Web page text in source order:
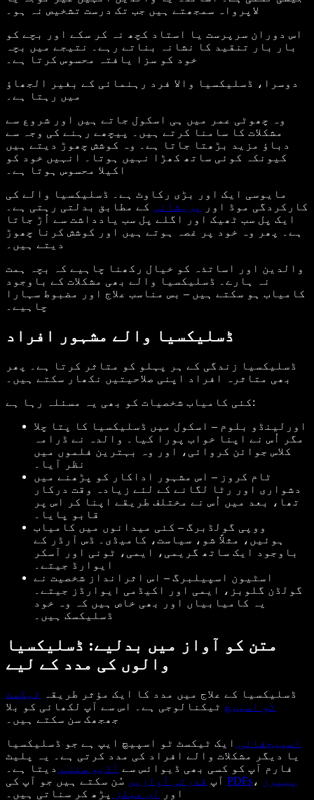
لاپرواہ سمجھتے ہیں جب تک درست تشخیص نہ ہو۔
اس دوران سرپرست یا استاد کچھ نہ کر سکے اور بچے کو
بار بار تنقید کا نشانہ بناتے رہے۔ نتیجے میں بچہ
خود کو سزا یافتہ محسوس کرتا ہے۔
دوسرا، ڈسلیکسیا والا فرد رہنمائی کے بغیر الجھاؤ
میں رہتا ہے۔
وہ چھوٹی عمر میں ہی اسکول جاتے ہیں اور شروع سے
مشکلات کا سامنا کرتے ہیں۔ پیچھے رہنے کی وجہ سے
دباؤ مزید بڑھتا جاتا ہے۔ وہ کوشش چھوڑ دیتے ہیں
کیونکہ کوئی ساتھ کھڑا نہیں ہوتا۔ انہیں خود کو
اکیلا محسوس ہوتا ہے۔
مایوسی ایک اور بڑی رکاوٹ ہے۔ ڈسلیکسیا والے کی
کارکردگی موڈ اور
پریشانی کے مطابق بدلتی رہتی ہے۔
ایک پل سب ٹھیک اور اگلے پل سب یادداشت سے اُڑ جاتا
ہے۔ پھر وہ خود پر غصہ ہوتے ہیں اور کوشش کرنا چھوڑ
دیتے ہیں۔
والدین اور اساتذہ کو خیال رکھنا چاہیے کہ بچہ ہمت
نہ ہارے۔ ڈسلیکسیا والے بھی مشکلات کے باوجود
کامیاب ہو سکتے ہیں – بس مناسب علاج اور مضبوط سہارا
چاہیے۔
ڈسلیکسیا والے مشہور افراد
ڈسلیکسیا زندگی کے ہر پہلو کو متاثر کرتا ہے۔ پھر
بھی متاثرہ افراد اپنی صلاحیتیں نکھار سکتے ہیں۔
کئی کامیاب شخصیات کو بھی یہ مسئلہ رہا ہے:
اورلینڈو بلوم – اسکول میں ڈسلیکسیا کا پتا چلا
مگر اُس نے اپنا خواب پورا کیا۔ والدہ نے ڈرامہ
کلاس جوائن کروائی، اور وہ بہترین فلموں میں
نظر آیا۔
ٹام کروز – اس مشہور اداکار کو پڑھنے میں
دشواری اور رٹا لگانے کے لئے زیادہ وقت درکار
تھا، بعد میں اُس نے مختلف طریقے اپنا کر اس پر
قابو پایا۔
ووپی گولڈبرگ – کئی میدانوں میں کامیاب
ہوئیں، مثلاً شو، سیاست، کامیڈی۔ ڈس آرڈر کے
باوجود ایک ساتھ گریمی، ایمی، ٹونی اور آسکر
ایوارڈ جیتے۔
اسٹیون اسپیلبرگ – اس اثرانداز شخصیت نے
گولڈن گلوبز، ایمی اور اکیڈمی ایوارڈز جیتے۔
یہ کامیابیاں اور بھی خاص ہیں کہ وہ خود
ڈسلیکسک ہیں۔
متن کو آواز میں بدلیے: ڈسلیکسیا
والوں کی مدد کے لیے
ڈسلیکسیا کے علاج میں مدد کا ایک مؤثر طریقہ
ٹیکسٹ
ٹو اسپیچ ٹیکنالوجی ہے۔ اس سے آپ لکھائی کو بلا
جھجھک سن سکتے ہیں۔
اسپیچفائی ایک ٹیکسٹ ٹو اسپیچ ایپ ہے جو ڈسلیکسیا
یا دیگر مشکلات والے افراد کی مدد کرتی ہے۔ یہ پلیٹ
فارم آپ کو کسی بھی ڈیوائس سے آڈیو سننے دیتا ہے۔
آپ قدرتی آوازیں PDFs ،
پیپرز
اور
ای میلز
پڑھ کر سناتی ہیں۔